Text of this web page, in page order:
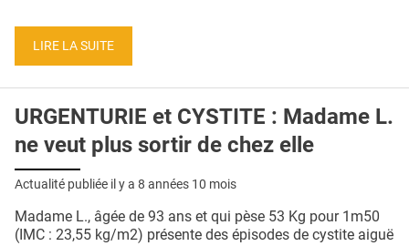
CONDITIONS GÉNÉRALES
CRÉDITS
LIRE LA SUITE
URGENTURIE et CYSTITE : Madame L.
ne veut plus sortir de chez elle
Actualité publiée il y a 8 années 10 mois
Madame L., âgée de 93 ans et qui pèse 53 Kg pour 1m50
(IMC : 23,55 kg/m2) présente des épisodes de cystite aiguë